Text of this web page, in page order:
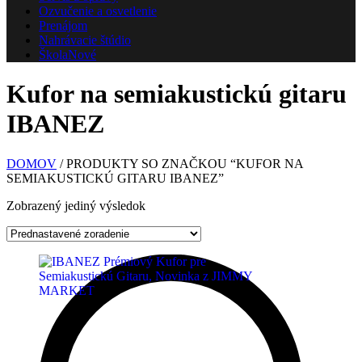
Ozvučenie a osvetlenie
Prenájom
Nahrávacie štúdio
ŠkolaNové
Kufor na semiakustickú gitaru
IBANEZ
DOMOV / PRODUKTY SO ZNAČKOU “KUFOR NA
SEMIAKUSTICKÚ GITARU IBANEZ”
Zobrazený jediný výsledok